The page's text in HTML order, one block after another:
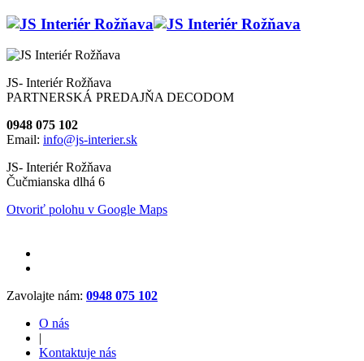
JS- Interiér Rožňava
PARTNERSKÁ PREDAJŇA DECODOM
0948 075 102
Email: info@js-interier.sk
JS- Interiér Rožňava
Čučmianska dlhá 6
Otvoriť polohu v Google Maps
Zavolajte nám: 0948 075 102
O nás
|
Kontaktuje nás